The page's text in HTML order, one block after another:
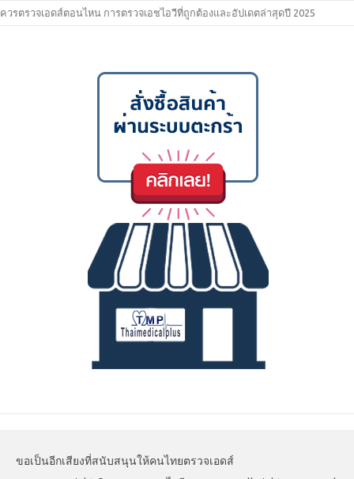
ควรตรวจเอดส์ตอนไหน การตรวจเอชไอวีที่ถูกต้องและอัปเดตล่าสุดปี 2025
ขอเป็นอีกเสียงที่สนับสนุนให้คนไทยตรวจเอดส์